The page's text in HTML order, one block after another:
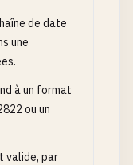
de date
une
à un format
ou un
valide, par